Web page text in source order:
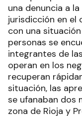
una denuncia a
jurisdicción en el
con una
personas se
integrantes de
operan en los
recuperan
situación, las
se ufanaban dos
zona de Rioja y